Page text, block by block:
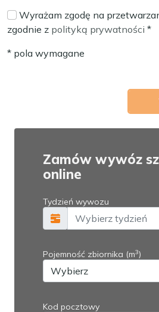
Wyrażam zgodę na
zgodnie z polityką prywatności *
* pola wymagane